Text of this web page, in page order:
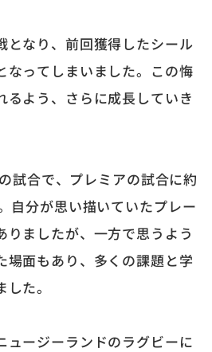
となり、前回獲得したシール
なってしまいました。この悔
るよう、さらに成長していき
試合で、プレミアの試合に約
自分が思い描いていたプレー
りましたが、一方で思うよう
場面もあり、多くの課題と学
た。
ュージーランドのラグビーに